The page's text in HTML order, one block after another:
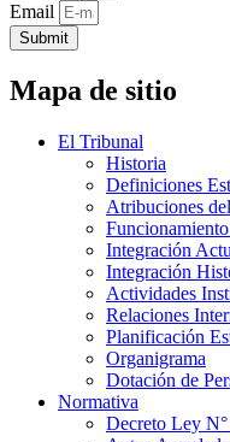
Email
Submit
Mapa de sitio
El Tribunal
Historia
Definiciones
Atribuciones
Integración
Integración
Actividades
Relaciones
Planificación
Organigrama
Dotación de
Normativa
Decreto Ley N°